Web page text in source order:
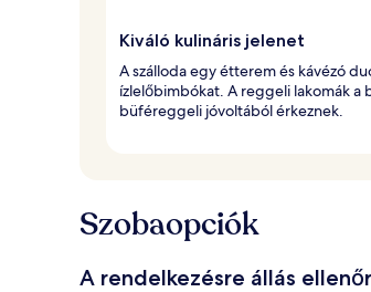
Kiváló kulináris jelenet
A szálloda egy étterem és kávézó
ízlelőbimbókat. A reggeli lakomák a
büféreggeli jóvoltából érkeznek.
Szobaopciók
A rendelkezésre állás